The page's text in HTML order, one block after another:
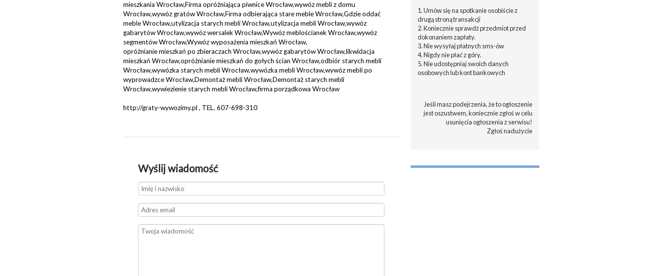
mieszkania Wrocław,Firma opróżniająca piwnice Wrocław,wywóz mebli z domu
Wrocław,wywóz gratów Wrocław,Firma odbierająca stare meble Wrocław,Gdzie oddać
meble Wrocław,utylizacja starych mebli Wrocław,utylizacja mebli Wrocław,wywóz
gabarytów Wrocław,wywóz wersalek Wrocław,Wywóz meblościanek Wrocław,wywóz
segmentów Wrocław,Wywóz wyposażenia mieszkań Wrocław,
opróżnianie mieszkań po zbieraczach Wrocław,wywóz gabarytów Wrocław,likwidacja
mieszkań Wrocław,opróżnianie mieszkań do gołych ścian Wrocław,odbiór starych mebli
Wrocław,wywózka starych mebli Wrocław,wywózka mebli Wrocław,wywóz mebli po
wyprowadzce Wrocław,Demontaż mebli Wrocław,Demontaż starych mebli
Wrocław,wywiezienie starych mebli Wrocław,firma porządkowa Wrocław
http://graty-wywozimy.pl , TEL. 607-698-310
Wyślij wiadomość
1. Umów się na spotkanie osobiście z
drugą stroną transakcji
2. Koniecznie sprawdź przedmiot przed
dokonaniem zapłaty.
3. Nie wysyłaj płatnych sms-ów
4. Nigdy nie płać z góry.
5. Nie udostępniaj swoich danych
osobowych lub kont bankowych
Jeśli masz podejrzenia, że to ogłoszenie
jest oszustwem, koniecznie zgłoś w celu
usunięcia ogłoszenia z serwisu!
Zgłoś nadużycie